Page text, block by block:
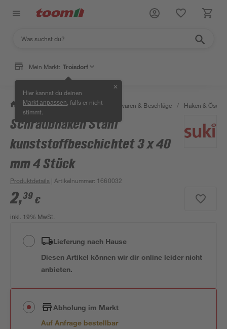
Mein Markt: Troisdorf
Hier kannst du deinen
Markt anpassen , falls er nicht
stimmt.
✕
/ Werkstatt & Maschinen / Eisenwaren & Beschläge / Haken & Ösen
Schraubhaken Stahl
kunststoffbeschichtet 3 x 40
mm 4 Stück
Produktdetails | Artikelnummer: 1660032
2,39 €
inkl. 19% MwSt.
Lieferung nach Hause
Diesen Artikel können wir dir online leider nicht
anbieten.
Abholung im Markt
Auf Anfrage bestellbar